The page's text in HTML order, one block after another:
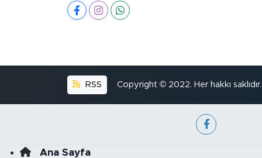
RSS Copyright © 2022. Her hakkı saklıdır.
Ana Sayfa